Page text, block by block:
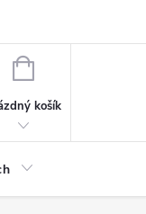
NÁKUPNÍ
košík